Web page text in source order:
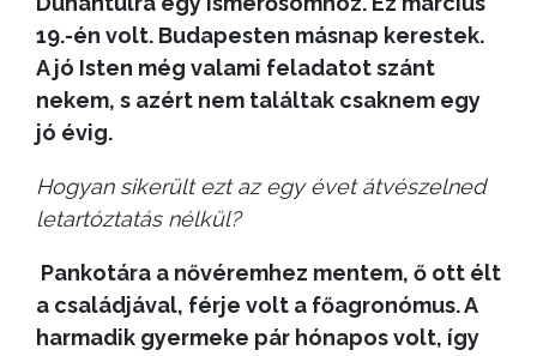
19.-én volt. Budapesten másnap kerestek.
A jó Isten még valami feladatot szánt
nekem, s azért nem találtak csaknem egy
jó évig.
Hogyan sikerült ezt az egy évet átvészelned
letartóztatás nélkül?
Pankotára a nővéremhez mentem, ő ott élt
a családjával, férje volt a főagronómus. A
harmadik gyermeke pár hónapos volt, így